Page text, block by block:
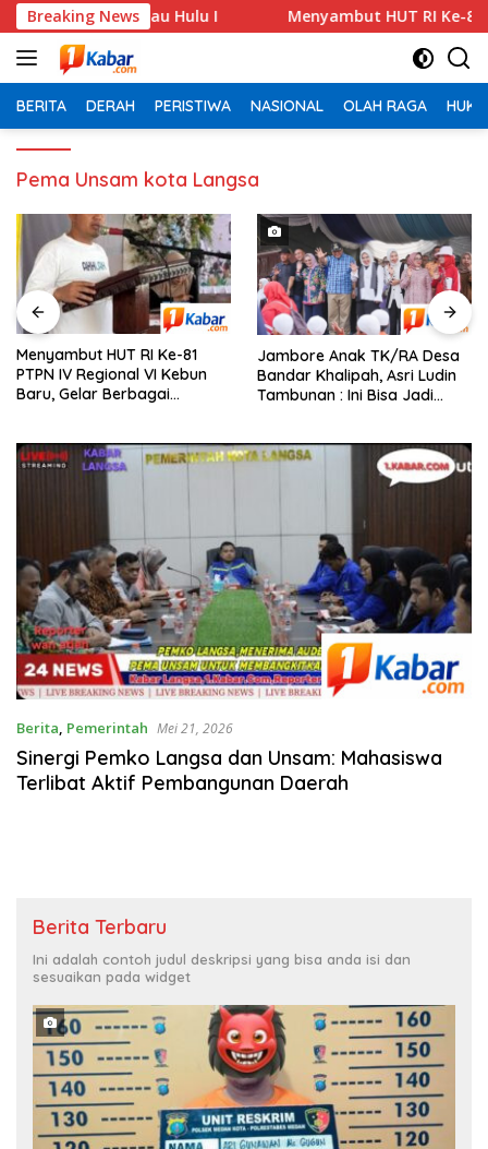
Langsung
ke
konten
Breaking News
Pandau Hulu I Menyambut HUT RI Ke-81 PTPN IV
BERITA DERAH PERISTIWA NASIONAL OLAH RAGA
Pema Unsam kota Langsa
Menyambut HUT RI Ke-81
PTPN IV Regional VI Kebun
Baru, Gelar Berbagai
Jambore Anak TK/RA Desa
Bandar Khalipah, Asri Ludin
Tambunan : Ini Bisa Jadi
Berita, Pemerintah Mei 21, 2026
Sinergi Pemko Langsa dan Unsam: Mahasiswa
Terlibat Aktif Pembangunan Daerah
Berita Terbaru
Ini adalah contoh judul deskripsi yang bisa anda isi dan
sesuaikan pada widget